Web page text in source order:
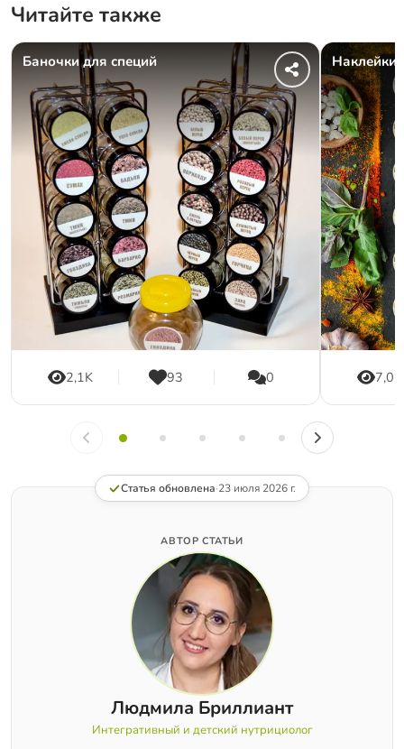
Читайте также
Баночки для специй
2,1K 93 0
Наклейки
7,0K
Статья обновлена·23 июля 2026 г.
АВТОР СТАТЬИ
Людмила Бриллиант
Интегративный и детский нутрициолог